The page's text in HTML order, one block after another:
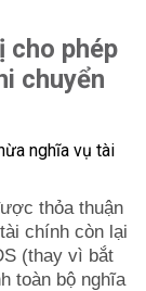
cho phép
chuyển
thỏa thuận
chính còn lại
(thay vì bắt
toàn bộ nghĩa